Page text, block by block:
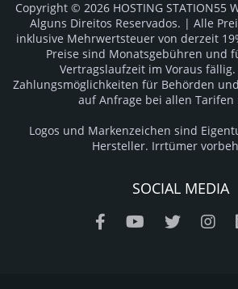
Copyright © 2026 HOSTING STATION55
Alguns Direitos Reservados. | Alle
inklusive Mehrwertsteuer von derzeit
Preise sind Monatsgebühren und
Vertragslaufzeit im Voraus
Zahlungsmöglichkeiten für Behörden
auf Anfrage bei allen Tarifen
Logos und Markenzeichen sind
Hersteller. Irrtümer
SOCIAL MEDIA